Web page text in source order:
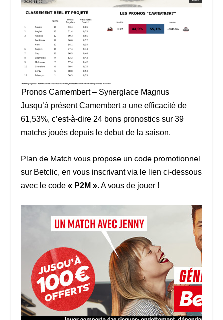
Pronos Camembert – Synerglace Magnus
Jusqu’à présent Camembert a une efficacité de
61,53%, c’est-à-dire 24 bons pronostics sur 39
matchs joués depuis le début de la saison.
Plan de Match vous propose un code promotionnel
sur Betclic, en vous inscrivant via le lien ci-dessous
avec le code« P2M ». A vous de jouer !